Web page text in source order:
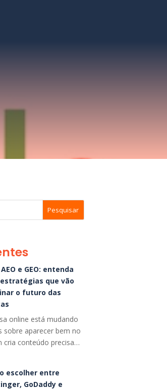
Pesquisar
AEO e GEO: entenda
que vão
o futuro das
online está mudando
sobre aparecer bem no
cria conteúdo precisa…
escolher entre
GoDaddy e